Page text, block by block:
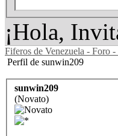
¡Hola,
Fiferos de Venezuela - Foro
Perfil de sunwin209
sunwin209
(Novato)